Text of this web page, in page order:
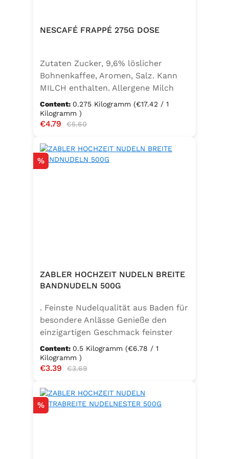
NESCAFÉ FRAPPÉ 275G DOSE
Zutaten Zucker, 9,6% löslicher
Bohnenkaffee, Aromen, Salz. Kann
MILCH enthalten. Allergene Milch
und daraus gewonnene Erzeugnisse
Content: 0.275 Kilogramm (€17.42 / 1
Kilogramm )
Sale price:
€4.79 Regular price:
€5.60
Discount
%
ZABLER HOCHZEIT NUDELN BREITE
BANDNUDELN 500G
. Feinste Nudelqualität aus Baden für
besondere Anlässe Genieße den
einzigartigen Geschmack feinster
Bandnudeln – mit den Zabler
Hochzeit Nudeln holst du dir echte
badische Qualität auf den Teller.
Hartweizengrieß, täglich frisch
aufgeschlagenen Eiern der
Content: 0.5 Kilogramm (€6.78 / 1
Kilogramm )
Sale price:
€3.39 Regular price:
€3.69
Discount
%